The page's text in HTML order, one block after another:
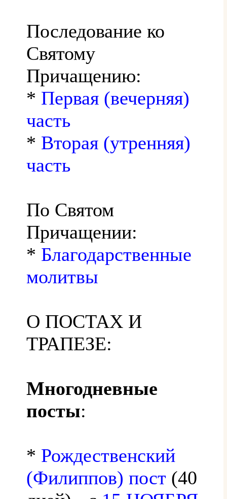
Последование ко
Святому
Причащению:
* Первая (вечерняя)
часть
* Вторая (утренняя)
часть
По Святом
Причащении:
* Благодарственные
молитвы
О ПОСТАХ И
ТРАПЕЗЕ:
Многодневные
посты:
* Рождественский
(Филиппов) пост (40